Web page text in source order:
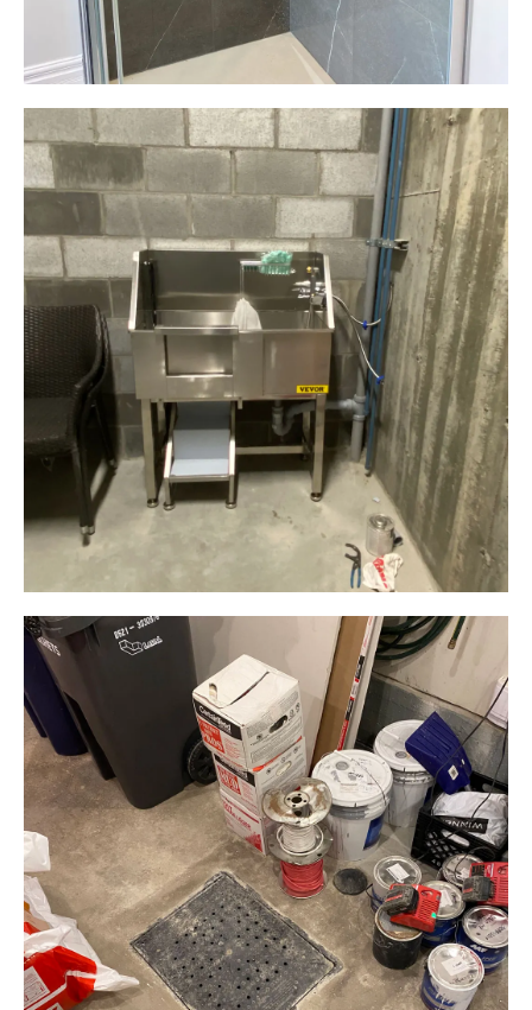
Plomberie ALM
Plomberie ALM